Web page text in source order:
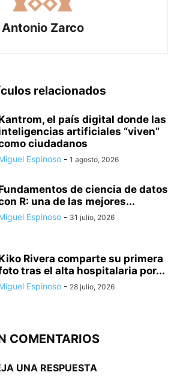
Antonio Zarco
relacionados
el país digital donde las
artificiales “viven”
ciudadanos
Espinoso - 1 agosto, 2026
de ciencia de datos
R: una de las mejores...
Espinoso - 31 julio, 2026
Rivera comparte su primera
tras el alta hospitalaria por...
Espinoso - 28 julio, 2026
COMENTARIOS
UNA RESPUESTA